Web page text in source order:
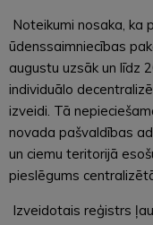
Noteikumi nosaka, ka
ūdenssaimniecības
augustu uzsāk un līdz
individuālo
izveidi. Tā
novada pašvaldības
un ciemu teritorijā
pieslēgums
Izveidotais reģistrs